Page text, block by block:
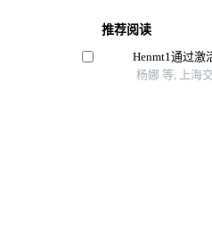
推荐阅读
Henmt1通过激
杨娜 等, 上海